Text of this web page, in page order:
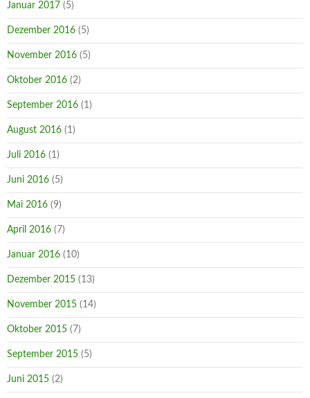
Januar 2017 (5)
Dezember 2016 (5)
November 2016 (5)
Oktober 2016 (2)
September 2016 (1)
August 2016 (1)
Juli 2016 (1)
Juni 2016 (5)
Mai 2016 (9)
April 2016 (7)
Januar 2016 (10)
Dezember 2015 (13)
November 2015 (14)
Oktober 2015 (7)
September 2015 (5)
Juni 2015 (2)